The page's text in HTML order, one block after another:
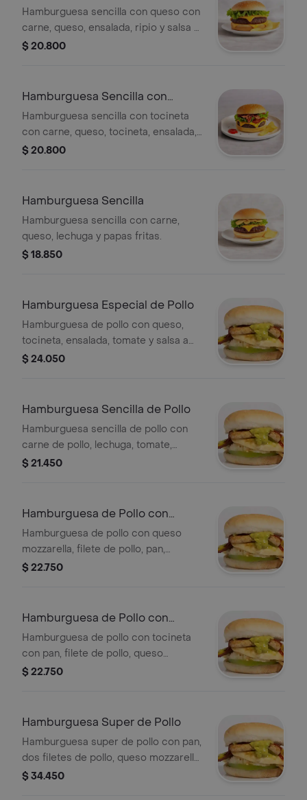
Queso
Hamburguesa sencilla con queso con
carne, queso, ensalada, ripio y salsa a
elegir.
$ 20.800
Hamburguesa Sencilla con
Tocineta
Hamburguesa sencilla con tocineta
con carne, queso, tocineta, ensalada,
ripio y salsa a elegir.
$ 20.800
Hamburguesa Sencilla
Hamburguesa sencilla con carne,
queso, lechuga y papas fritas.
$ 18.850
Hamburguesa Especial de Pollo
Hamburguesa de pollo con queso,
tocineta, ensalada, tomate y salsa a
elegir.
$ 24.050
Hamburguesa Sencilla de Pollo
Hamburguesa sencilla de pollo con
carne de pollo, lechuga, tomate,
queso, tocineta y salsas.
$ 21.450
Hamburguesa de Pollo con
Queso
Hamburguesa de pollo con queso
mozzarella, filete de pollo, pan,
tomate, ensalada de la casa y ripio.
$ 22.750
Hamburguesa de Pollo con
Tocineta
Hamburguesa de pollo con tocineta
con pan, filete de pollo, queso
mozzarella, ensalada de la casa,
$ 22.750
Hamburguesa Super de Pollo
Hamburguesa super de pollo con pan,
dos filetes de pollo, queso mozzarella,
doble porción de tocineta, ensalada
$ 34.450